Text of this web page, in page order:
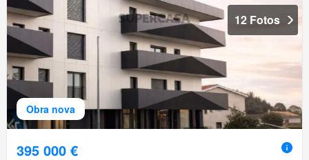
Obra nova
12 Fotos
395 000 €